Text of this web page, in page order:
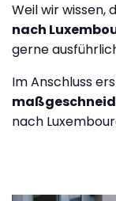
Weil wir wissen,
nach
gerne
Im Anschluss
nach